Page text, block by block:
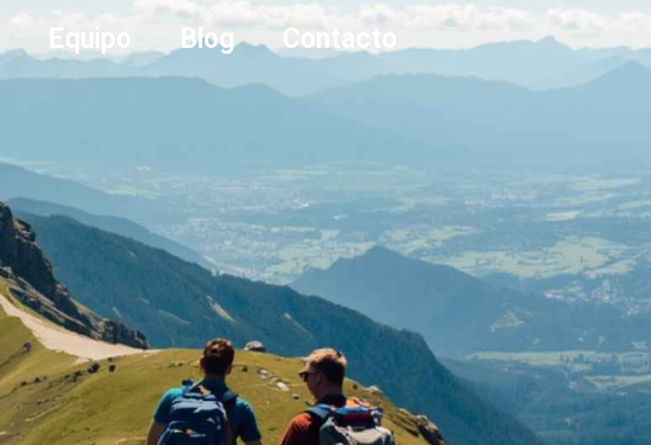
Equipo Blog Contacto